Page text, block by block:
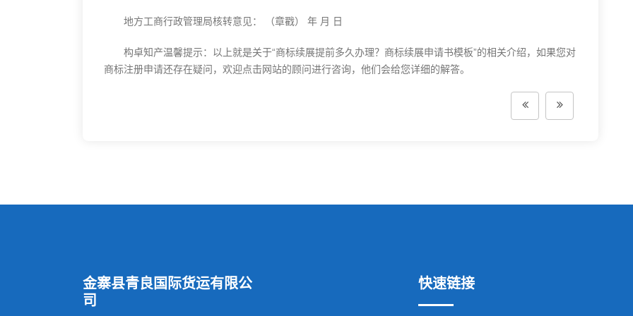
地方工商行政管理局核转意见： （章戳） 年 月 日
构卓知产温馨提示：以上就是关于“商标续展提前多久办理？商标续展申请书模板”的相关介绍，如果您对
商标注册申请还存在疑问，欢迎点击网站的顾问进行咨询，他们会给您详细的解答。
金寨县青良国际货运有限公
司
快速链接